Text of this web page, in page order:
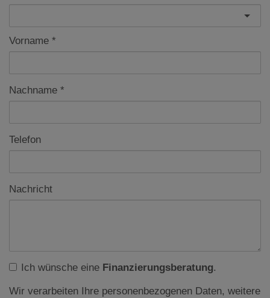
Vorname
Nachname
Telefon
Nachricht
Ich wünsche eine Finanzierungsberatung.
Wir verarbeiten Ihre personenbezogenen Daten, weitere